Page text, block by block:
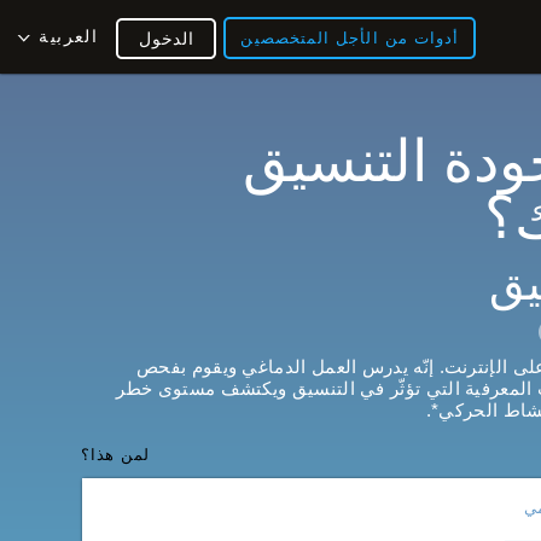
أدوات من الأجل المتخصصين العربية الدخول
التنسيق
الإنترنت. إنّه يدرس العمل الدماغي ويقوم بفحص
المعرفية التي تؤثّر في التنسيق ويكتشف مستوى خطر
الحركي*.
لمن هذا؟